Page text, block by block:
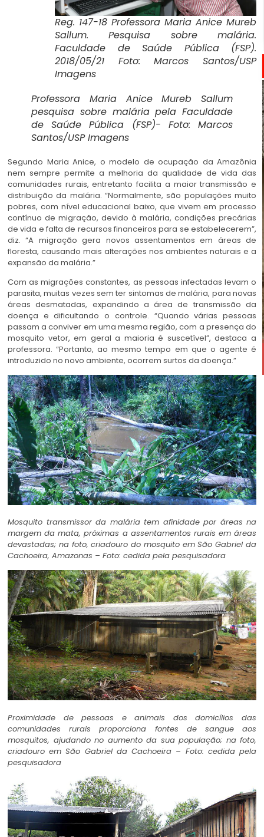
Reg. 147-18 Professora Maria Anice Mureb
Sallum. Pesquisa sobre malária.
Faculdade de Saúde Pública (FSP).
2018/05/21 Foto: Marcos Santos/USP
Imagens
Professora Maria Anice Mureb Sallum
pesquisa sobre malária pela Faculdade
de Saúde Pública (FSP)- Foto: Marcos
Santos/USP Imagens
Segundo Maria Anice, o modelo de ocupação da Amazônia
nem sempre permite a melhoria da qualidade de vida das
comunidades rurais, entretanto facilita a maior transmissão e
distribuição da malária. “Normalmente, são populações muito
pobres, com nível educacional baixo, que vivem em processo
contínuo de migração, devido à malária, condições precárias
de vida e falta de recursos financeiros para se estabelecerem”,
diz. “A migração gera novos assentamentos em áreas de
floresta, causando mais alterações nos ambientes naturais e a
expansão da malária.”
Com as migrações constantes, as pessoas infectadas levam o
parasita, muitas vezes sem ter sintomas de malária, para novas
áreas desmatadas, expandindo a área de transmissão da
doença e dificultando o controle. “Quando várias pessoas
passam a conviver em uma mesma região, com a presença do
mosquito vetor, em geral a maioria é suscetível”, destaca a
professora. “Portanto, ao mesmo tempo em que o agente é
introduzido no novo ambiente, ocorrem surtos da doença.”
Mosquito transmissor da malária tem afinidade por áreas na
margem da mata, próximas a assentamentos rurais em áreas
devastadas; na foto, criadouro do mosquito em São Gabriel da
Cachoeira, Amazonas – Foto: cedida pela pesquisadora
Proximidade de pessoas e animais dos domicílios das
comunidades rurais proporciona fontes de sangue aos
mosquitos, ajudando no aumento da sua população; na foto,
criadouro em São Gabriel da Cachoeira – Foto: cedida pela
pesquisadora